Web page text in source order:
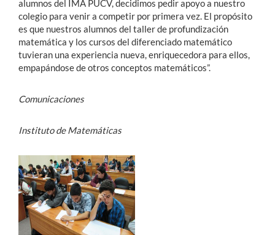
alumnos del IMA PUCV, decidimos pedir apoyo a nuestro
colegio para venir a competir por primera vez. El propósito
es que nuestros alumnos del taller de profundización
matemática y los cursos del diferenciado matemático
tuvieran una experiencia nueva, enriquecedora para ellos,
empapándose de otros conceptos matemáticos”.
Comunicaciones
Instituto de Matemáticas